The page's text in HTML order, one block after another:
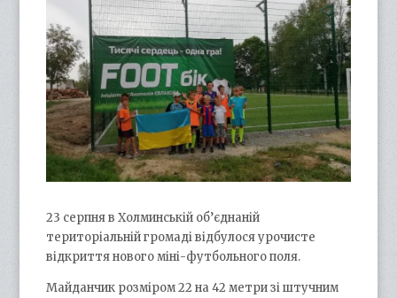
23 серпня в Холминській об’єднаній
територіальній громаді відбулося урочисте
відкриття нового міні-футбольного поля.
Майданчик розміром 22 на 42 метри зі штучним